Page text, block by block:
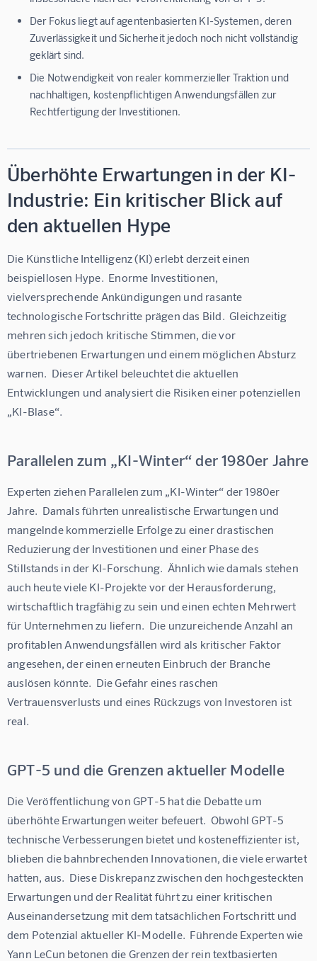
Der Fokus liegt auf agentenbasierten KI-Systemen, deren
Zuverlässigkeit und Sicherheit jedoch noch nicht vollständig
geklärt sind.
Die Notwendigkeit von realer kommerzieller Traktion und
nachhaltigen, kostenpflichtigen Anwendungsfällen zur
Rechtfertigung der Investitionen.
Überhöhte Erwartungen in der KI-
Industrie: Ein kritischer Blick auf
den aktuellen Hype
Die Künstliche Intelligenz (KI) erlebt derzeit einen
beispiellosen Hype.  Enorme Investitionen,
vielversprechende Ankündigungen und rasante
technologische Fortschritte prägen das Bild.  Gleichzeitig
mehren sich jedoch kritische Stimmen, die vor
übertriebenen Erwartungen und einem möglichen Absturz
warnen.  Dieser Artikel beleuchtet die aktuellen
Entwicklungen und analysiert die Risiken einer potenziellen
„KI-Blase“.
Parallelen zum „KI-Winter“ der 1980er Jahre
Experten ziehen Parallelen zum „KI-Winter“ der 1980er
Jahre.  Damals führten unrealistische Erwartungen und
mangelnde kommerzielle Erfolge zu einer drastischen
Reduzierung der Investitionen und einer Phase des
Stillstands in der KI-Forschung.  Ähnlich wie damals stehen
auch heute viele KI-Projekte vor der Herausforderung,
wirtschaftlich tragfähig zu sein und einen echten Mehrwert
für Unternehmen zu liefern.  Die unzureichende Anzahl an
profitablen Anwendungsfällen wird als kritischer Faktor
angesehen, der einen erneuten Einbruch der Branche
auslösen könnte.  Die Gefahr eines raschen
Vertrauensverlusts und eines Rückzugs von Investoren ist
real.
GPT-5 und die Grenzen aktueller Modelle
Die Veröffentlichung von GPT-5 hat die Debatte um
überhöhte Erwartungen weiter befeuert.  Obwohl GPT-5
technische Verbesserungen bietet und kosteneffizienter ist,
blieben die bahnbrechenden Innovationen, die viele erwartet
hatten, aus.  Diese Diskrepanz zwischen den hochgesteckten
Erwartungen und der Realität führt zu einer kritischen
Auseinandersetzung mit dem tatsächlichen Fortschritt und
dem Potenzial aktueller KI-Modelle.  Führende Experten wie
Yann LeCun betonen die Grenzen der rein textbasierten